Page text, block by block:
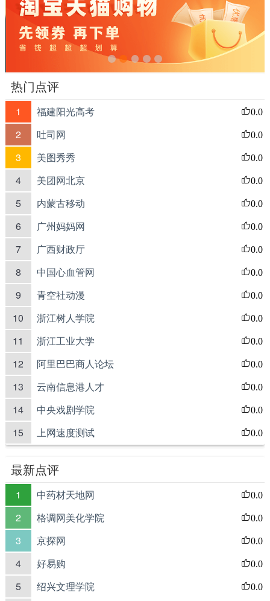
热门点评
1 福建阳光高考 0.0
2 吐司网 0.0
3 美图秀秀 0.0
4 美团网北京 0.0
5 内蒙古移动 0.0
6 广州妈妈网 0.0
7 广西财政厅 0.0
8 中国心血管网 0.0
9 青空社动漫 0.0
10 浙江树人学院 0.0
11 浙江工业大学 0.0
12 阿里巴巴商人论坛 0.0
13 云南信息港人才 0.0
14 中央戏剧学院 0.0
15 上网速度测试 0.0
最新点评
1 中药材天地网 0.0
2 格调网美化学院 0.0
3 京探网 0.0
4 好易购 0.0
5 绍兴文理学院 0.0